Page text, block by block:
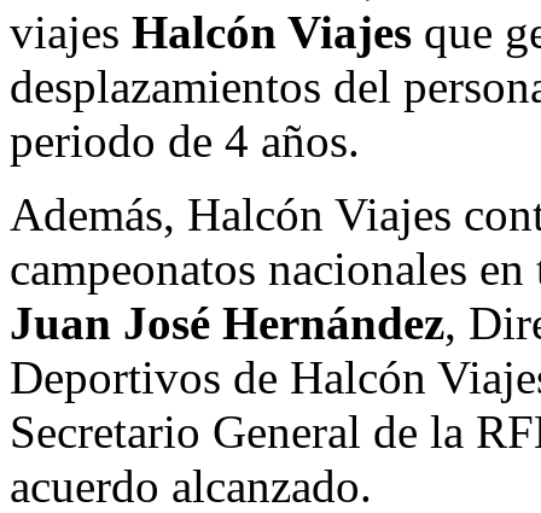
viajes Halcón Viajes que
desplazamientos del
periodo de 4 años.
Además, Halcón Viajes
campeonatos nacionales
Juan José Hernández,
Deportivos de Halcón
Secretario General de la
acuerdo alcanzado.